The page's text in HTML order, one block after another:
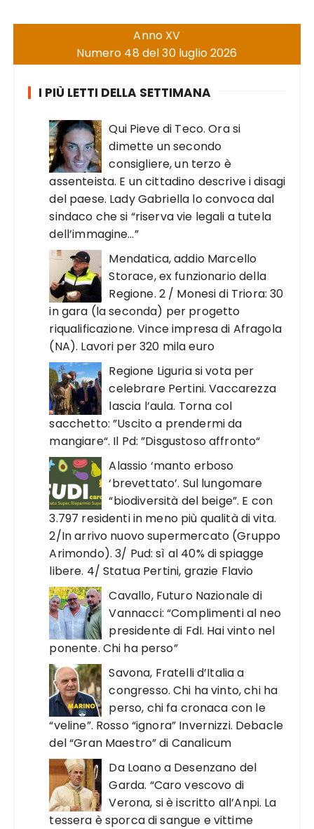
Anno XV
Numero 48 del 30 luglio 2026
I PIÙ LETTI DELLA SETTIMANA
Qui Pieve di Teco. Ora si
dimette un secondo
consigliere, un terzo è
assenteista. E un cittadino descrive i disagi
del paese. Lady Gabriella lo convoca dal
sindaco che si “riserva vie legali a tutela
dell’immagine…”
Mendatica, addio Marcello
Storace, ex funzionario della
Regione. 2 / Monesi di Triora: 30
in gara (la seconda) per progetto
riqualificazione. Vince impresa di Afragola
(NA). Lavori per 320 mila euro
Regione Liguria si vota per
celebrare Pertini. Vaccarezza
lascia l’aula. Torna col
sacchetto: ”Uscito a prendermi da
mangiare“. Il Pd: ”Disgustoso affronto“
Alassio ‘manto erboso
‘brevettato’. Sul lungomare
“biodiversità del beige”. E con
3.797 residenti in meno più qualità di vita.
2/In arrivo nuovo supermercato (Gruppo
Arimondo). 3/ Pud: sì al 40% di spiagge
libere. 4/ Statua Pertini, grazie Flavio
Cavallo, Futuro Nazionale di
Vannacci: “Complimenti al neo
presidente di FdI. Hai vinto nel
ponente. Chi ha perso”
Savona, Fratelli d’Italia a
congresso. Chi ha vinto, chi ha
perso, chi fa cronaca con le
“veline”. Rosso “ignora” Invernizzi. Debacle
del “Gran Maestro” di Canalicum
Da Loano a Desenzano del
Garda. “Caro vescovo di
Verona, si è iscritto all’Anpi. La
tessera è sporca di sangue e vittime